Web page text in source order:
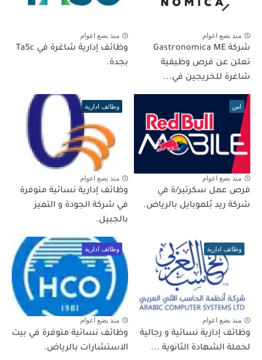
منذ بضع اعوام
شركة Gastronomica ME
تعلن عن فرص وظيفية
شاغرة للخريجين في...
منذ بضع اعوام
وظائف إدارية شاغرة في TaSc
بجدة.
اس
منذ بضع اعوام
فرص عمل سكرتير/ة في
شركة ريد بُلموبايل بالرياض.
وظائف ادارية
منذ بضع اعوام
وظائف إدارية نسائية متوفرة
في شركة الجودة و التميز
بالجبيل.
وظائف ادارية
منذ بضع اعوام
وظائف إدارية نسائية و رجالية
لحملة الشهادة الثانوية ...
وظائف ادارية
منذ بضع اعوام
وظائف نسائية متوفرة في بيت
الاستشارات بالرياض.